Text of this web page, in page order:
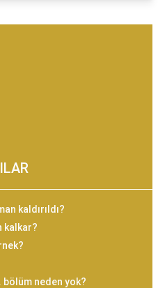
kaldırıldı?
kalkar?
neden yok?